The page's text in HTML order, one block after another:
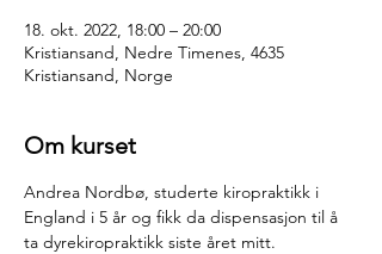
18. okt. 2022, 18:00 – 20:00
Kristiansand, Nedre Timenes, 4635
Kristiansand, Norge
Om kurset
Andrea Nordbø, studerte kiropraktikk i
England i 5 år og fikk da dispensasjon til å
ta dyrekiropraktikk siste året mitt.